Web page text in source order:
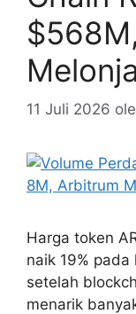
11 Juli 2026
Harga token
naik 19%
setelah
menarik